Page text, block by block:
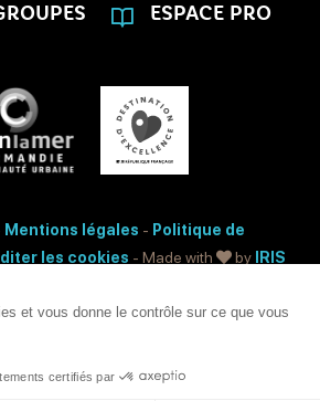
et vous donne le contrôle sur ce que vous
certifiés par
ESPACE PRO
Mentions légales - Politique de
les cookies - Made with by
IRIS
non conforme
Les